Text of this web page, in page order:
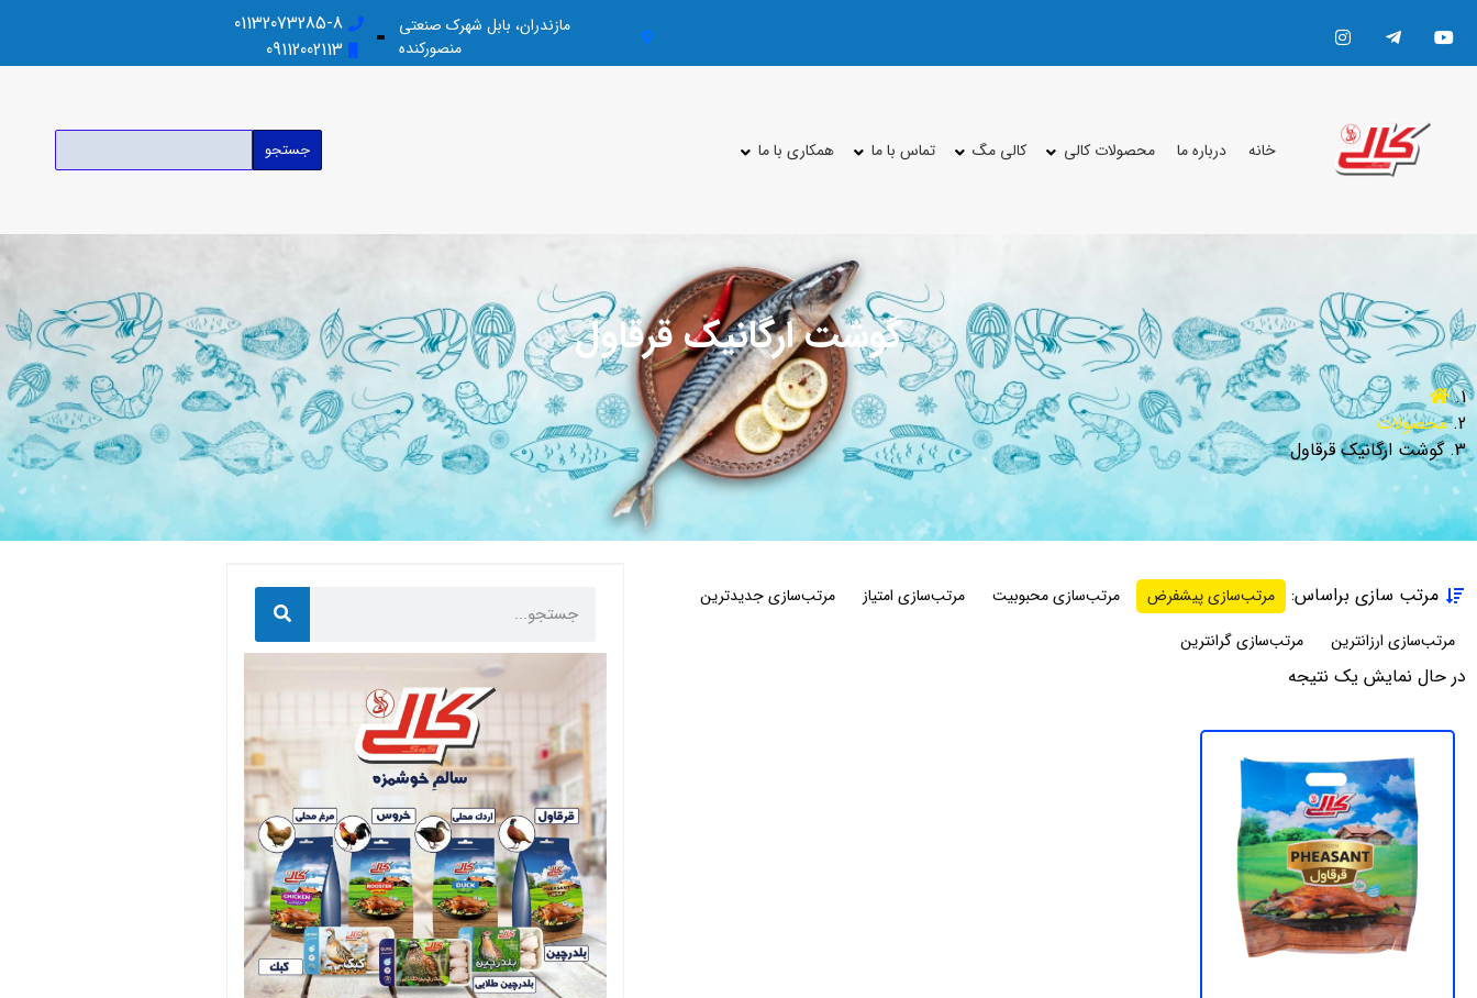
مازندران، بابل شهرک صنعتی
منصورکنده
01132073285-8
09112002113
خانه درباره ما محصولات کالی کالی مگ تماس با ما همکاری با ما جستجو
گوشت ارگانیک قرقاول
محصولات
گوشت ارگانیک قرقاول
در حال نمایش یک نتیجه
مرتب سازی براساس: مرتب‌سازی پیشفرض مرتب‌سازی محبوبیت مرتب‌سازی امتیاز
مرتب‌سازی جدیدترین
مرتب‌سازی ارزانترین
مرتب‌سازی گرانترین